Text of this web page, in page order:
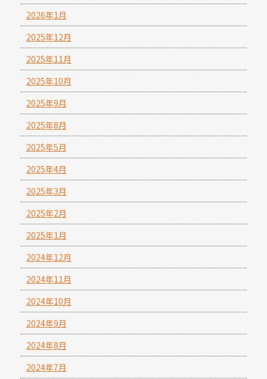
2026年1月
2025年12月
2025年11月
2025年10月
2025年9月
2025年8月
2025年5月
2025年4月
2025年3月
2025年2月
2025年1月
2024年12月
2024年11月
2024年10月
2024年9月
2024年8月
2024年7月